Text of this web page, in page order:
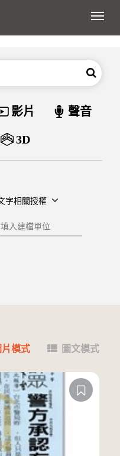
展
搜尋
料類型
影片 聲音
3D
字相關授權
檔單位
片模式 圖文模式